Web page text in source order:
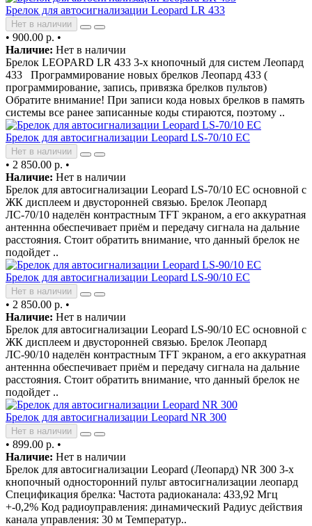
Брелок для автосигнализации Leopard LR 433
Нет в наличии
• 900.00 р. •
Наличие: Нет в наличии
Брелок LEOPARD LR 433 3-х кнопочный для систем Леопард
433 Программирование новых брелков Леопард 433 (
программирование, запись, привязка брелков пультов)
Обратите внимание! При записи кода новых брелков в память
системы все ранее записанные коды стираются, поэтому ..
Брелок для автосигнализации Leopard LS-70/10 EC
Нет в наличии
• 2 850.00 р. •
Наличие: Нет в наличии
Брелок для автосигнализации Leopard LS-70/10 EC основной с
ЖК дисплеем и двусторонней связью. Брелок Леопард
ЛС-70/10 наделён контрастным TFT экраном, а его аккуратная
антеннна обеспечивает приём и передачу сигнала на дальние
расстояния. Стоит обратить внимание, что данный брелок не
подойдет ..
Брелок для автосигнализации Leopard LS-90/10 EC
Нет в наличии
• 2 850.00 р. •
Наличие: Нет в наличии
Брелок для автосигнализации Leopard LS-90/10 EC основной с
ЖК дисплеем и двусторонней связью. Брелок Леопард
ЛС-90/10 наделён контрастным TFT экраном, а его аккуратная
антеннна обеспечивает приём и передачу сигнала на дальние
расстояния. Стоит обратить внимание, что данный брелок не
подойдет ..
Брелок для автосигнализации Leopard NR 300
Нет в наличии
• 899.00 р. •
Наличие: Нет в наличии
Брелок для автосигнализации Leopard (Леопард) NR 300 3-х
кнопочный односторонний пульт автосигнализации леопард
Спецификация брелка: Частота радиоканала: 433,92 Мгц
+-0,2% Код радиоуправления: динамический Радиус действия
канала управления: 30 м Температур..